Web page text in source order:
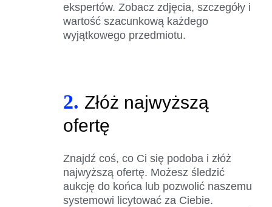
ekspertów. Zobacz zdjęcia, szczegóły i
wartość szacunkową każdego
wyjątkowego przedmiotu.
2. Złóż najwyższą
ofertę
Znajdź coś, co Ci się podoba i złóż
najwyższą ofertę. Możesz śledzić
aukcję do końca lub pozwolić naszemu
systemowi licytować za Ciebie.